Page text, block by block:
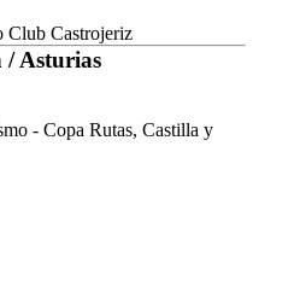
Club Castrojeriz
/ Asturias
- Copa Rutas, Castilla y